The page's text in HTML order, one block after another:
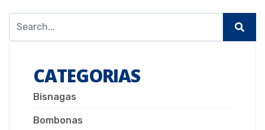
CATEGORIAS
Bisnagas
Bombonas